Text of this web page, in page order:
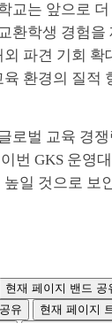
교는 앞으로
환학생 경험을
파견 기회 확
환경의 질적
로벌 교육 경
번 GKS 운영
일 것으로 보
현재 페이지 밴드 공
유
현재 페이지